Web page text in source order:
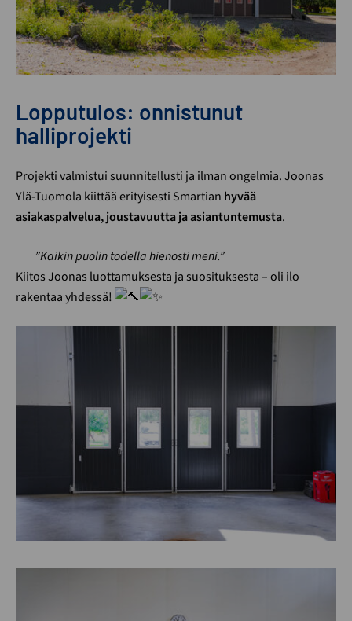
Lopputulos: onnistunut
halliprojekti
Projekti valmistui suunnitellusti ja ilman ongelmia. Joonas
Ylä-Tuomola kiittää erityisesti Smartian hyvää
asiakaspalvelua, joustavuutta ja asiantuntemusta.
”Kaikin puolin todella hienosti meni.”
Kiitos Joonas luottamuksesta ja suosituksesta – oli ilo
rakentaa yhdessä!